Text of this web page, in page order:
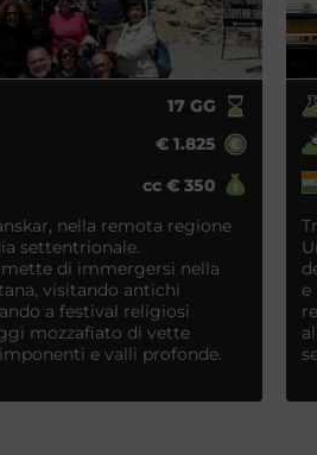
17 GG
€ 1.825
cc€ 350
nella remota regione
settentrionale.
di immergersi nella
visitando antichi
a festival religiosi
mozzafiato di vette
e valli profonde.
e